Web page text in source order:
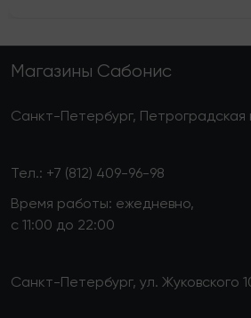
Магазины Сабонис
Санкт-Петербург, Петроградская
Тел.: +7 (812) 409-96-98
Время работы: ежедневно,
с 11:00 до 22:00
Санкт-Петербург, ул. Жуковского